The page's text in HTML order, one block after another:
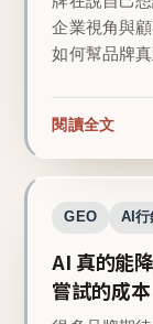
企業視角與
如何幫品牌真
閱讀全文
GEO AI行
AI 真的能
嘗試的成本